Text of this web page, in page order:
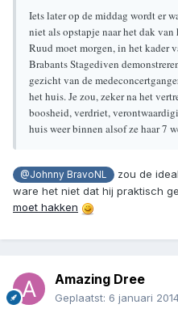
Iets later op de middag wordt er
niet als opstapje naar het dak
Ruud moet morgen, in het kader
Brabants Stagediven
gezicht van de
het huis. Je zou, zeker na het
boosheid, verdriet,
huis weer binnen alsof ze haar 7
@Johnny BravoNL
zou de
ware het niet dat hij praktisch
moet hakken
Amazing Dree
Geplaatst: 6 januari